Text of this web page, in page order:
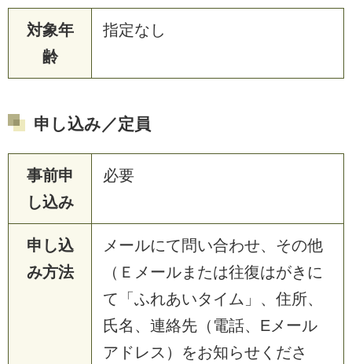
対象年
齢
指定なし
申し込み／定員
事前申
し込み
必要
申し込
み方法
メールにて問い合わせ、その他
（Ｅメールまたは往復はがきに
て「ふれあいタイム」、住所、
氏名、連絡先（電話、Eメール
アドレス）をお知らせくださ